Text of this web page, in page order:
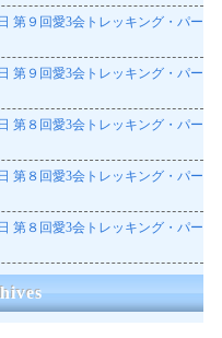
第９回愛3会トレッキング・パー
第９回愛3会トレッキング・パー
第８回愛3会トレッキング・パー
第８回愛3会トレッキング・パー
第８回愛3会トレッキング・パー